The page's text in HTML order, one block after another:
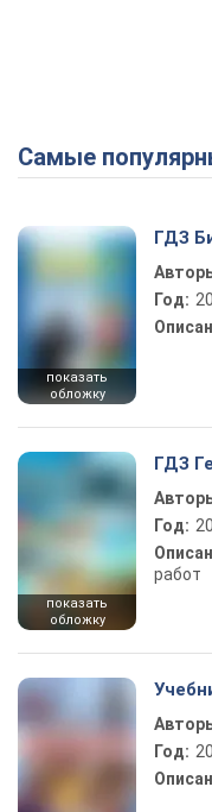
Самые
показать
обложку
ГДЗ
Год:
показать
обложку
ГДЗ
Год:
работ
Год: